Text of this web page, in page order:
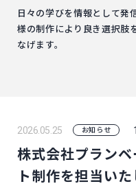
日々の学びを情報として発
様の制作により良き選択肢
なげます。
2026.05.25 お知らせ
株式会社プラン
ト制作を担当いた